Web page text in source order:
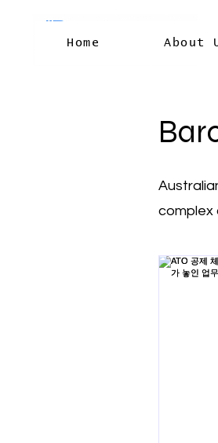
Home About
complex